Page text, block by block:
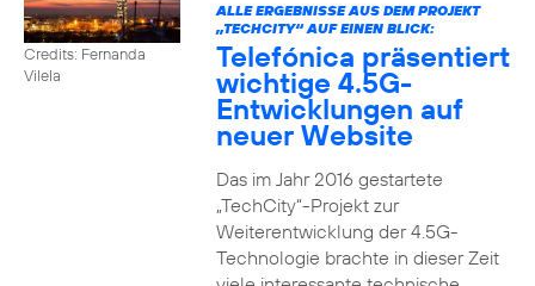
Credits: Fernanda
Vilela
ALLE ERGEBNISSE AUS DEM PROJEKT
„TECHCITY“ AUF EINEN BLICK:
Telefónica präsentiert
wichtige 4.5G-
Entwicklungen auf
neuer Website
Das im Jahr 2016 gestartete
„TechCity“-Projekt zur
Weiterentwicklung der 4.5G-
Technologie brachte in dieser Zeit